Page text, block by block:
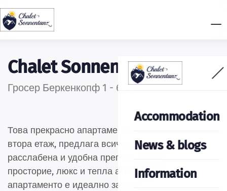
Accommodation
News & blogs
Information
Chalet Sonnentanz
Гросер Беркенкопф 1 - 6 души
Това прекрасно апартаменто, разположено на
втора етаж, предлага всичко, което трябва за
расслабена и удобна прегода в горите. С
просторие, люкс и тепла атмосфера това
апартаменто е идеално за семейства или групи